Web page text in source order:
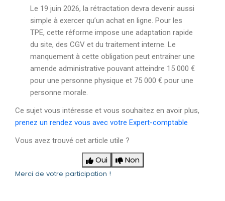
Le 19 juin 2026, la rétractation devra devenir aussi
simple à exercer qu’un achat en ligne. Pour les
TPE, cette réforme impose une adaptation rapide
du site, des CGV et du traitement interne. Le
manquement à cette obligation peut entraîner une
amende administrative pouvant atteindre 15 000 €
pour une personne physique et 75 000 € pour une
personne morale.
Ce sujet vous intéresse et vous souhaitez en avoir plus,
prenez un rendez vous avec votre Expert-comptable
Vous avez trouvé cet article utile ?
Oui Non
Merci de votre participation !